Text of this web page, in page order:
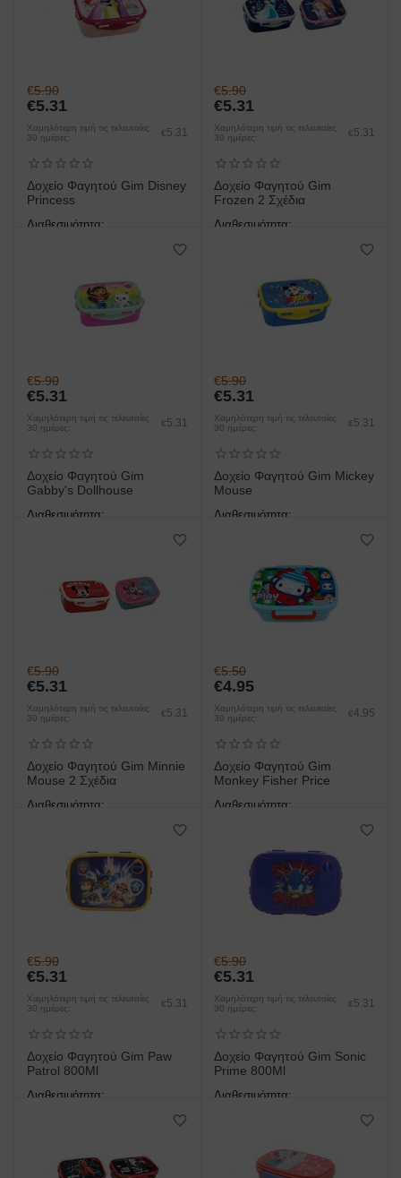
€5.90
€5.31
Χαμηλότερη τιμή τις τελευταίες
30 ημέρες:
€ 5.31
Δοχείο Φαγητού Gim Disney
Princess
Διαθεσιμότητα:
€5.90
€5.31
Χαμηλότερη τιμή τις τελευταίες
30 ημέρες:
€ 5.31
Δοχείο Φαγητού Gim
Frozen 2 Σχέδια
Διαθεσιμότητα:
€5.90
€5.31
Χαμηλότερη τιμή τις τελευταίες
30 ημέρες:
€ 5.31
Δοχείο Φαγητού Gim
Gabby's Dollhouse
Διαθεσιμότητα:
€5.90
€5.31
Χαμηλότερη τιμή τις τελευταίες
30 ημέρες:
€ 5.31
Δοχείο Φαγητού Gim Mickey
Mouse
Διαθεσιμότητα:
€5.90
€5.31
Χαμηλότερη τιμή τις τελευταίες
30 ημέρες:
€ 5.31
Δοχείο Φαγητού Gim Minnie
Mouse 2 Σχέδια
Διαθεσιμότητα:
€5.50
€4.95
Χαμηλότερη τιμή τις τελευταίες
30 ημέρες:
€ 4.95
Δοχείο Φαγητού Gim
Monkey Fisher Price
Διαθεσιμότητα:
€5.90
€5.31
Χαμηλότερη τιμή τις τελευταίες
30 ημέρες:
€ 5.31
Δοχείο Φαγητού Gim Paw
Patrol 800Ml
Διαθεσιμότητα:
€5.90
€5.31
Χαμηλότερη τιμή τις τελευταίες
30 ημέρες:
€ 5.31
Δοχείο Φαγητού Gim Sonic
Prime 800Ml
Διαθεσιμότητα: